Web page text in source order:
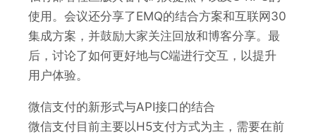
使用。会议还分享了EMQ的结合方案和互联网30
集成方案，并鼓励大家关注回放和博客分享。最
后，讨论了如何更好地与C端进行交互，以提升
用户体验。
微信支付的新形式与API接口的结合
微信支付目前主要以H5支付方式为主，需要在前